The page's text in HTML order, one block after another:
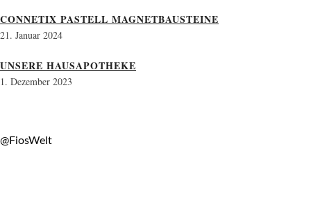
CONNETIX PASTELL MAGNETBAUSTEINE
21. Januar 2024
UNSERE HAUSAPOTHEKE
1. Dezember 2023
@FiosWelt